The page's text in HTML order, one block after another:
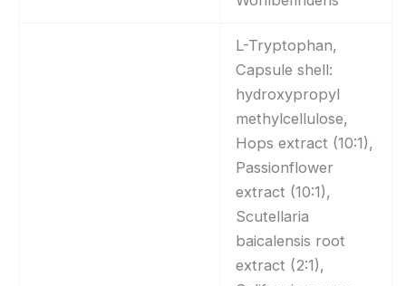
L-Tryptophan,
Capsule shell:
hydroxypropyl
methylcellulose,
Hops extract (10:1),
Passionflower
extract (10:1),
Scutellaria
baicalensis root
extract (2:1),